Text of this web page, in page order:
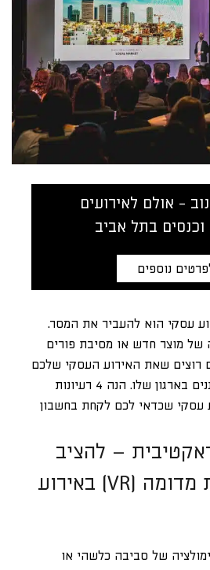
- אולם לאירועים
וכנסים בתל אביב
נוספים
עסקי הוא להעביר את המסר.
של מוצר חדש או מסיבת פורים
רוצים שאת האירוע העסקי שלכם
יזכרו כמו שאתם מתכננים בארגון שלו. הנה 4 רעיונות
עסקי שכדאי לכם לקחת בחשבון
– להציב
עמדת מציאות מדומה (VR) באירוע
של סביבה כלשהי או